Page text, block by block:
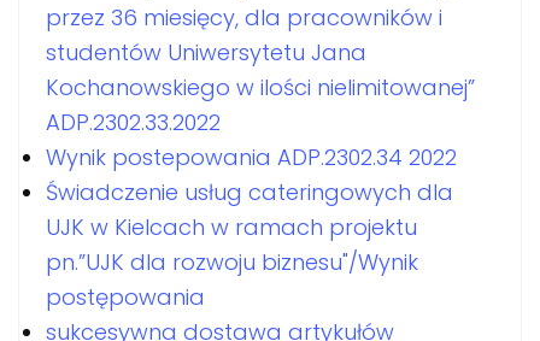
przez 36 miesięcy, dla pracowników i
studentów Uniwersytetu Jana
Kochanowskiego w ilości nielimitowanej”
ADP.2302.33.2022
Wynik postepowania ADP.2302.34 2022
Świadczenie usług cateringowych dla
UJK w Kielcach w ramach projektu
pn.”UJK dla rozwoju biznesu"/Wynik
postępowania
sukcesywna dostawa artykułów